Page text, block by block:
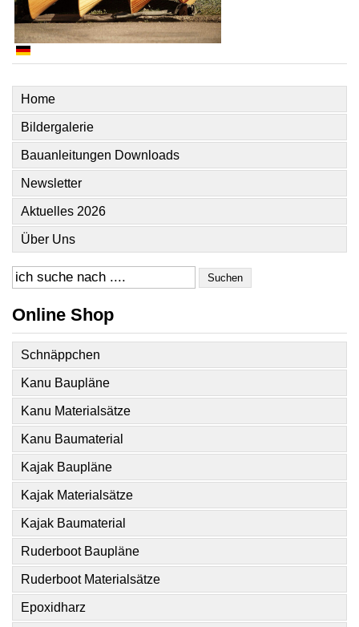
Home
Bildergalerie
Bauanleitungen Downloads
Newsletter
Aktuelles 2026
Über Uns
Suchen
Online Shop
Schnäppchen
Kanu Baupläne
Kanu Materialsätze
Kanu Baumaterial
Kajak Baupläne
Kajak Materialsätze
Kajak Baumaterial
Ruderboot Baupläne
Ruderboot Materialsätze
Epoxidharz